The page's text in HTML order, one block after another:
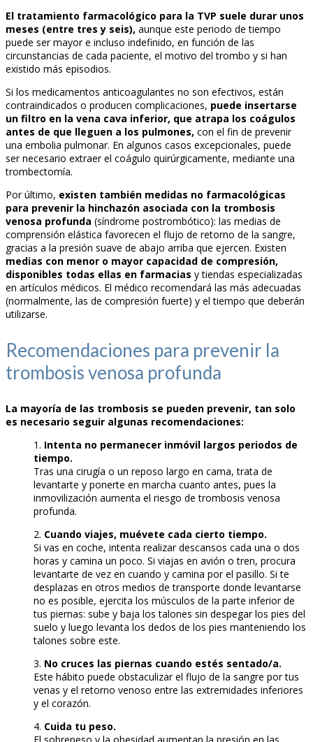
El tratamiento farmacológico para la TVP suele durar unos
meses (entre tres y seis), aunque este periodo de tiempo
puede ser mayor e incluso indefinido, en función de las
circunstancias de cada paciente, el motivo del trombo y si han
existido más episodios.
Si los medicamentos anticoagulantes no son efectivos, están
contraindicados o producen complicaciones, puede insertarse
un filtro en la vena cava inferior, que atrapa los coágulos
antes de que lleguen a los pulmones, con el fin de prevenir
una embolia pulmonar. En algunos casos excepcionales, puede
ser necesario extraer el coágulo quirúrgicamente, mediante una
trombectomía.
Por último, existen también medidas no farmacológicas
para prevenir la hinchazón asociada con la trombosis
venosa profunda (síndrome postrombótico): las medias de
comprensión elástica favorecen el flujo de retorno de la sangre,
gracias a la presión suave de abajo arriba que ejercen. Existen
medias con menor o mayor capacidad de compresión,
disponibles todas ellas en farmacias y tiendas especializadas
en artículos médicos. El médico recomendará las más adecuadas
(normalmente, las de compresión fuerte) y el tiempo que deberán
utilizarse.
Recomendaciones para prevenir la
trombosis venosa profunda
La mayoría de las trombosis se pueden prevenir, tan solo
es necesario seguir algunas recomendaciones:
1. Intenta no permanecer inmóvil largos periodos de
tiempo.
Tras una cirugía o un reposo largo en cama, trata de
levantarte y ponerte en marcha cuanto antes, pues la
inmovilización aumenta el riesgo de trombosis venosa
profunda.
2. Cuando viajes, muévete cada cierto tiempo.
Si vas en coche, intenta realizar descansos cada una o dos
horas y camina un poco. Si viajas en avión o tren, procura
levantarte de vez en cuando y camina por el pasillo. Si te
desplazas en otros medios de transporte donde levantarse
no es posible, ejercita los músculos de la parte inferior de
tus piernas: sube y baja los talones sin despegar los pies del
suelo y luego levanta los dedos de los pies manteniendo los
talones sobre este.
3. No cruces las piernas cuando estés sentado/a.
Este hábito puede obstaculizar el flujo de la sangre por tus
venas y el retorno venoso entre las extremidades inferiores
y el corazón.
4. Cuida tu peso.
El sobrepeso y la obesidad aumentan la presión en las